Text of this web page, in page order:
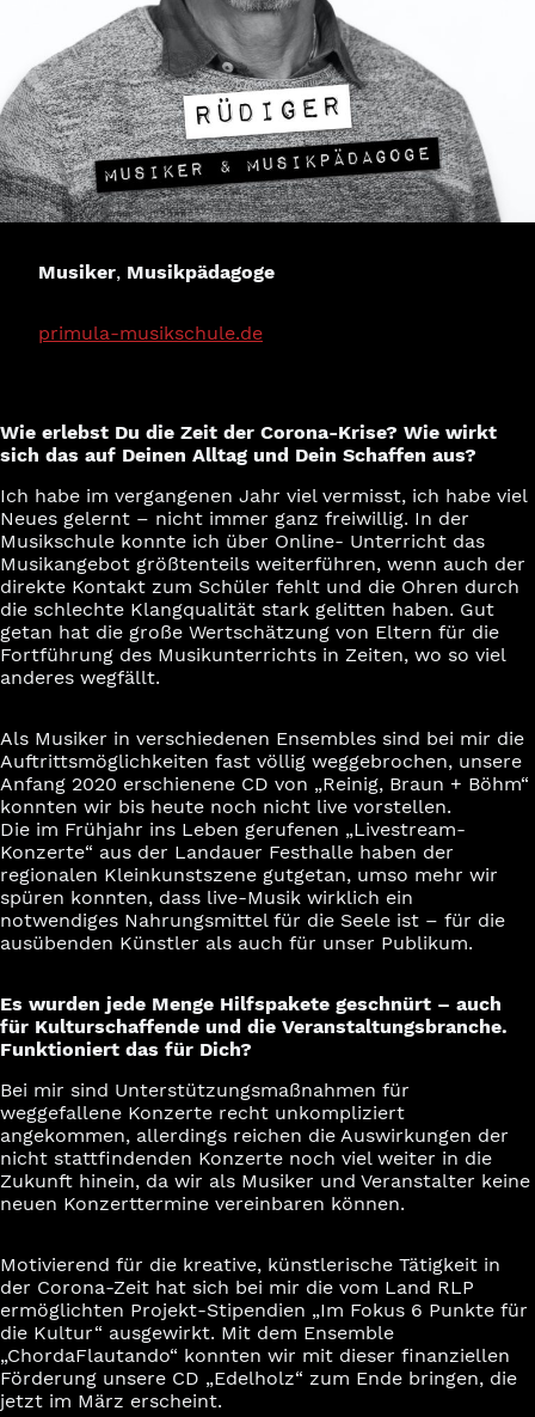
Musiker, Musikpädagoge
primula-musikschule.de
Wie erlebst Du die Zeit der Corona-Krise? Wie wirkt
sich das auf Deinen Alltag und Dein Schaffen aus?
Ich habe im vergangenen Jahr viel vermisst, ich habe viel
Neues gelernt – nicht immer ganz freiwillig. In der
Musikschule konnte ich über Online- Unterricht das
Musikangebot größtenteils weiterführen, wenn auch der
direkte Kontakt zum Schüler fehlt und die Ohren durch
die schlechte Klangqualität stark gelitten haben. Gut
getan hat die große Wertschätzung von Eltern für die
Fortführung des Musikunterrichts in Zeiten, wo so viel
anderes wegfällt.
Als Musiker in verschiedenen Ensembles sind bei mir die
Auftrittsmöglichkeiten fast völlig weggebrochen, unsere
Anfang 2020 erschienene CD von „Reinig, Braun + Böhm“
konnten wir bis heute noch nicht live vorstellen.
Die im Frühjahr ins Leben gerufenen „Livestream-
Konzerte“ aus der Landauer Festhalle haben der
regionalen Kleinkunstszene gutgetan, umso mehr wir
spüren konnten, dass live-Musik wirklich ein
notwendiges Nahrungsmittel für die Seele ist – für die
ausübenden Künstler als auch für unser Publikum.
Es wurden jede Menge Hilfspakete geschnürt – auch
für Kulturschaffende und die Veranstaltungsbranche.
Funktioniert das für Dich?
Bei mir sind Unterstützungsmaßnahmen für
weggefallene Konzerte recht unkompliziert
angekommen, allerdings reichen die Auswirkungen der
nicht stattfindenden Konzerte noch viel weiter in die
Zukunft hinein, da wir als Musiker und Veranstalter keine
neuen Konzerttermine vereinbaren können.
Motivierend für die kreative, künstlerische Tätigkeit in
der Corona-Zeit hat sich bei mir die vom Land RLP
ermöglichten Projekt-Stipendien „Im Fokus 6 Punkte für
die Kultur“ ausgewirkt. Mit dem Ensemble
„ChordaFlautando“ konnten wir mit dieser finanziellen
Förderung unsere CD „Edelholz“ zum Ende bringen, die
jetzt im März erscheint.